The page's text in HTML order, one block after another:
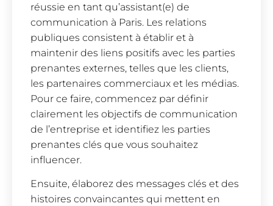
réussie en tant qu’assistant(e) de
communication à Paris. Les relations
publiques consistent à établir et à
maintenir des liens positifs avec les parties
prenantes externes, telles que les clients,
les partenaires commerciaux et les médias.
Pour ce faire, commencez par définir
clairement les objectifs de communication
de l’entreprise et identifiez les parties
prenantes clés que vous souhaitez
influencer.
Ensuite, élaborez des messages clés et des
histoires convaincantes qui mettent en